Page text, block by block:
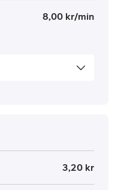
8,00 kr/min
3,20 kr